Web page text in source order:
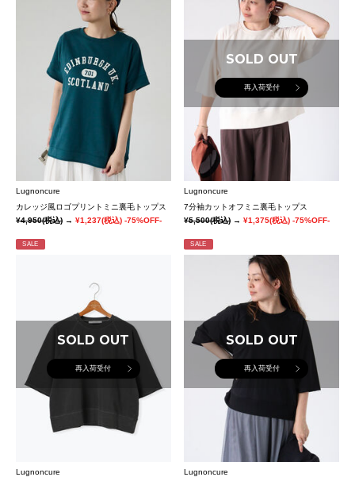
Lugnoncure
カレッジ風ロゴプリントミニ裏毛トップス
¥4,950(税込) → ¥1,237(税込) -75%OFF-
SOLD OUT
再入荷受付
Lugnoncure
7分袖カットオフミニ裏毛トップス
¥5,500(税込)→¥1,375(税込) -75%OFF-
SALE
SOLD OUT
再入荷受付
Lugnoncure
SALE
SOLD OUT
再入荷受付
Lugnoncure